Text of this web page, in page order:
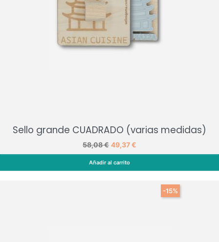
Sello grande CUADRADO (varias medidas)
Precio base
58,08 € Precio
49,37 €
Añadir al carrito
-15%